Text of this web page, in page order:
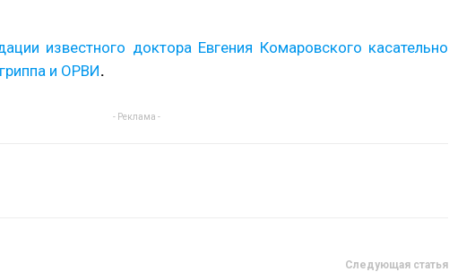
известного доктора Евгения Комаровского касательно
и ОРВИ.
- Реклама -
Следующая статья